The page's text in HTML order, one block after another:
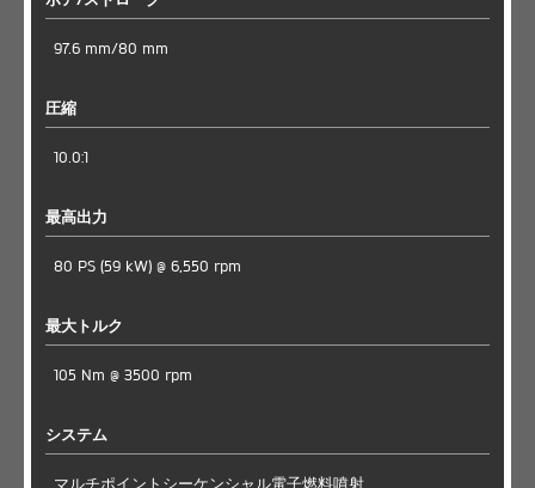
97.6 mm/80 mm
圧縮
10.0:1
最高出力
80 PS (59 kW) @ 6,550 rpm
最大トルク
105 Nm @ 3500 rpm
システム
マルチポイントシーケンシャル電子燃料噴射